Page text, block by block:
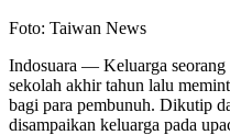
Foto: Taiwan News
Indosuara — Keluarga seorang
sekolah akhir tahun lalu
bagi para pembunuh. Dikutip
disampaikan keluarga pada